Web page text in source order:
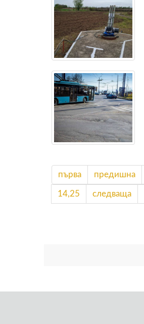
първа предишна
14,25 следваща